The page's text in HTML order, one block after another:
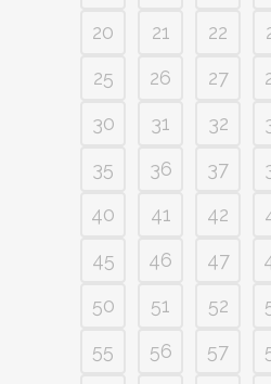
20
21 22
25
26 27
30
31 32
35
36 37
40
41 42
45
46 47
50
51 52
55
56 57